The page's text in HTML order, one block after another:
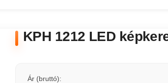
KPH 1212 LED
Ár (bruttó):